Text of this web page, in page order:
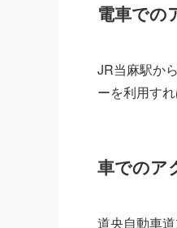
電車での
JR当麻駅か
ーを利用す
車でのア
道央自動車